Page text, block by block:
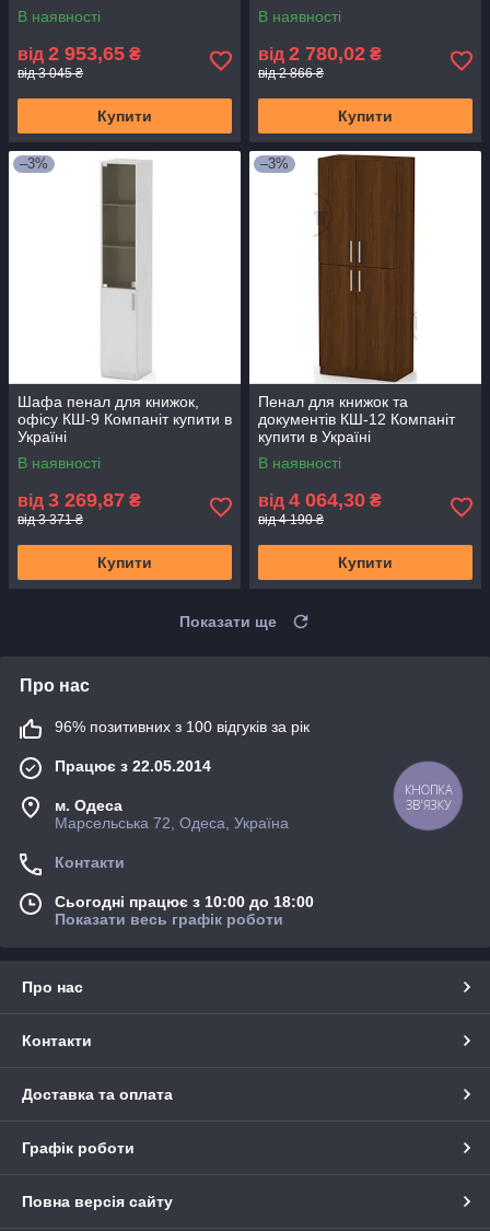
В наявності
від 2 953,65 ₴
від 3 045 ₴
Купити
В наявності
від 2 780,02 ₴
від 2 866 ₴
Купити
–3%
Шафа пенал для книжок,
офісу КШ-9 Компаніт купити в
Україні
В наявності
від 3 269,87 ₴
від 3 371 ₴
Купити
–3%
Пенал для книжок та
документів КШ-12 Компаніт
купити в Україні
В наявності
від 4 064,30 ₴
від 4 190 ₴
Купити
Показати ще
Про нас
96% позитивних з 100 відгуків за рік
Працює з 22.05.2014
м. Одеса
Марсельська 72, Одеса, Україна
Контакти
Сьогодні працює з 10:00 до 18:00
Показати весь графік роботи
Про нас
Контакти
Доставка та оплата
Графік роботи
Повна версія сайту
КНОПКА
ЗВ'ЯЗКУ